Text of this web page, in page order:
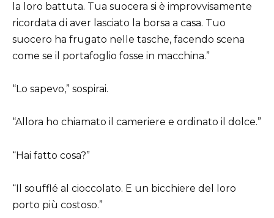
la loro battuta. Tua suocera si è improvvisamente
ricordata di aver lasciato la borsa a casa. Tuo
suocero ha frugato nelle tasche, facendo scena
come se il portafoglio fosse in macchina.”
“Lo sapevo,” sospirai.
“Allora ho chiamato il cameriere e ordinato il dolce.”
“Hai fatto cosa?”
“Il soufflé al cioccolato. E un bicchiere del loro
porto più costoso.”